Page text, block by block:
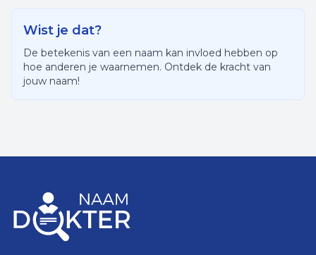
Wist je dat?
De betekenis van een naam kan invloed hebben op
hoe anderen je waarnemen. Ontdek de kracht van
jouw naam!